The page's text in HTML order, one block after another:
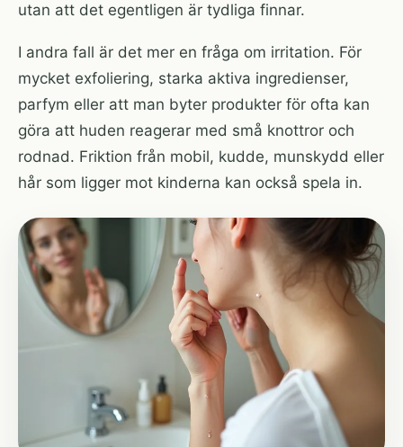
utan att det egentligen är tydliga finnar.
I andra fall är det mer en fråga om irritation. För
mycket exfoliering, starka aktiva ingredienser,
parfym eller att man byter produkter för ofta kan
göra att huden reagerar med små knottror och
rodnad. Friktion från mobil, kudde, munskydd eller
hår som ligger mot kinderna kan också spela in.